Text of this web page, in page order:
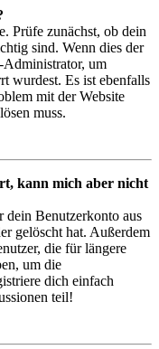
Prüfe zunächst, ob dein
sind. Wenn dies der
um
wurdest. Es ist ebenfalls
mit der Website
muss.
kann mich aber nicht
dein Benutzerkonto aus
gelöscht hat. Außerdem
die für längere
um die
dich einfach
teil!